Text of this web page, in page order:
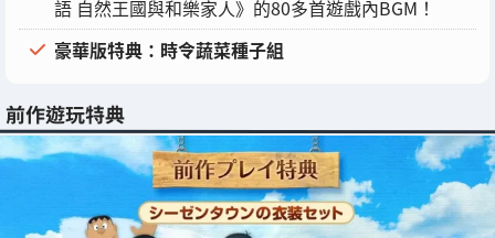
語 自然王國與和樂家人》的80多首遊戲內BGM！
豪華版特典：時令蔬菜種子組
前作遊玩特典